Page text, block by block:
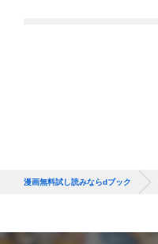
漫画無料試し読みならdブック